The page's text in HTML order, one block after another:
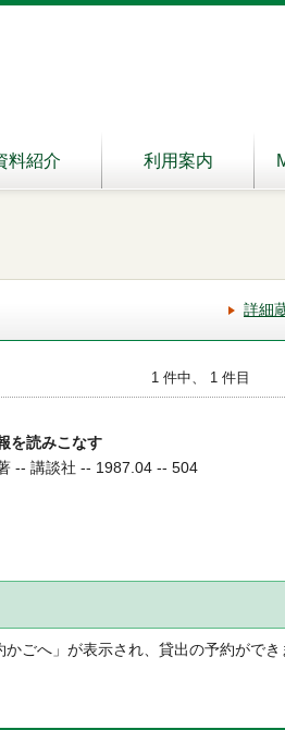
料紹介 利用案内
詳細
1 件中、 1 件目
を読みこなす
-- 講談社 -- 1987.04 -- 504
ごへ」が表示され、貸出の予約ができ